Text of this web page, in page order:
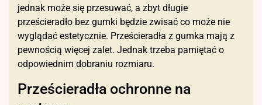
jednak może się przesuwać, a zbyt długie
prześcieradło bez gumki będzie zwisać co może nie
wyglądać estetycznie. Prześcieradła z gumka mają z
pewnością więcej zalet. Jednak trzeba pamiętać o
odpowiednim dobraniu rozmiaru.
Prześcieradła ochronne na